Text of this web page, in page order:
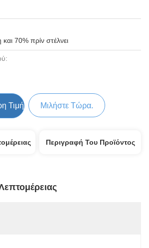
70% πρίν στέλνει
Τιμή Μιλήστε Τώρα.
Περιγραφή Του Προϊόντος